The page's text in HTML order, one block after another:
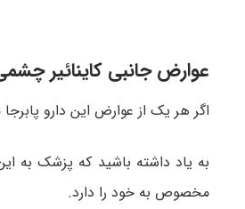
عوارض جانبی کاینائیر
اگر هر یک از عوارض این دارو
به یاد داشته باشید که پزشک به
مخصوص به خود را دارد.